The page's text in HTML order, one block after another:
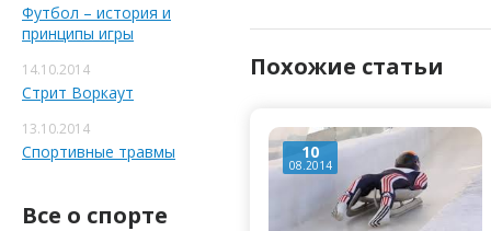
Футбол – история и
принципы игры
14.10.2014
Стрит Воркаут
13.10.2014
Спортивные травмы
Все о спорте
Похожие статьи
10
08.2014